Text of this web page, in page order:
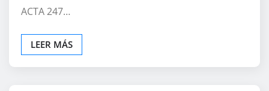
ACTA 247…
LEER MÁS